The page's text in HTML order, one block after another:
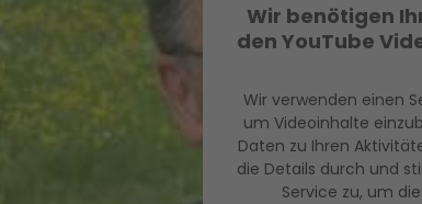
Wir benötigen
den YouTube
Wir verwenden einen
um Videoinhalte
Daten zu Ihren
die Details durch und
Service zu, um